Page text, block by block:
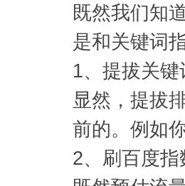
既然我们知
是和关键词
1、提拔关
显然，提拔
前的。例如
2、刷百度